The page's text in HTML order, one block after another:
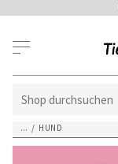
... / HUND